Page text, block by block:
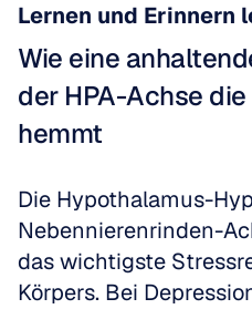
Lernen und Erinnern
Wie eine
der HPA-Achse
hemmt
Die Hypothalamus-
Nebennierenrinden-
das wichtigste
Körpers. Bei